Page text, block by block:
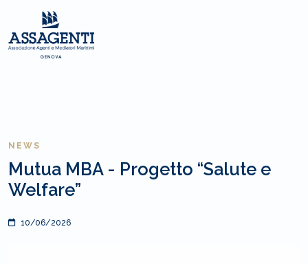
NEWS
Mutua MBA - Progetto “Salute e
Welfare”
10/06/2026